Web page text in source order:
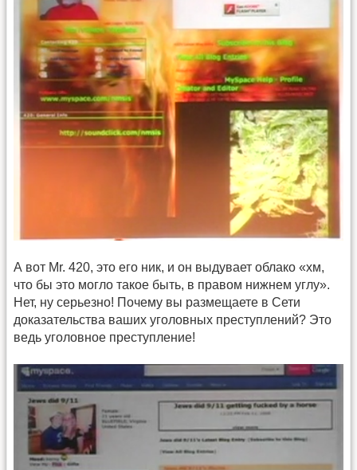
А вот Mr. 420, это его ник, и он выдувает облако «хм,
что бы это могло такое быть, в правом нижнем углу».
Нет, ну серьезно! Почему вы размещаете в Сети
доказательства ваших уголовных преступлений? Это
ведь уголовное преступление!